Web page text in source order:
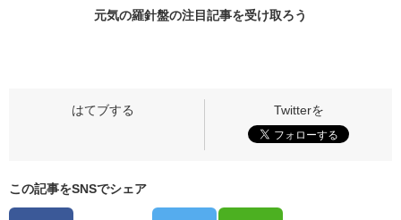
元気の羅針盤の注目記事を受け取ろう
この記事をSNSでシェア